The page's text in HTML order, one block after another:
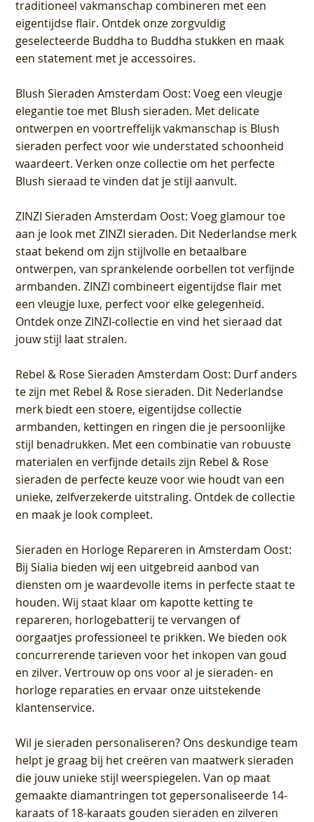
traditioneel vakmanschap combineren met een
eigentijdse flair. Ontdek onze zorgvuldig
geselecteerde Buddha to Buddha stukken en maak
een statement met je accessoires.
Blush Sieraden Amsterdam Oost: Voeg een vleugje
elegantie toe met Blush sieraden. Met delicate
ontwerpen en voortreffelijk vakmanschap is Blush
sieraden perfect voor wie understated schoonheid
waardeert. Verken onze collectie om het perfecte
Blush sieraad te vinden dat je stijl aanvult.
ZINZI Sieraden Amsterdam Oost: Voeg glamour toe
aan je look met ZINZI sieraden. Dit Nederlandse merk
staat bekend om zijn stijlvolle en betaalbare
ontwerpen, van sprankelende oorbellen tot verfijnde
armbanden. ZINZI combineert eigentijdse flair met
een vleugje luxe, perfect voor elke gelegenheid.
Ontdek onze ZINZI-collectie en vind het sieraad dat
jouw stijl laat stralen.
Rebel & Rose Sieraden Amsterdam Oost: Durf anders
te zijn met Rebel & Rose sieraden. Dit Nederlandse
merk biedt een stoere, eigentijdse collectie
armbanden, kettingen en ringen die je persoonlijke
stijl benadrukken. Met een combinatie van robuuste
materialen en verfijnde details zijn Rebel & Rose
sieraden de perfecte keuze voor wie houdt van een
unieke, zelfverzekerde uitstraling. Ontdek de collectie
en maak je look compleet.
Sieraden en Horloge Repareren in Amsterdam Oost:
Bij Sialia bieden wij een uitgebreid aanbod van
diensten om je waardevolle items in perfecte staat te
houden. Wij staat klaar om kapotte ketting te
repareren, horlogebatterij te vervangen of
oorgaatjes professioneel te prikken. We bieden ook
concurrerende tarieven voor het inkopen van goud
en zilver. Vertrouw op ons voor al je sieraden- en
horloge reparaties en ervaar onze uitstekende
klantenservice.
Wil je sieraden personaliseren? Ons deskundige team
helpt je graag bij het creëren van maatwerk sieraden
die jouw unieke stijl weerspiegelen. Van op maat
gemaakte diamantringen tot gepersonaliseerde 14-
karaats of 18-karaats gouden sieraden en zilveren